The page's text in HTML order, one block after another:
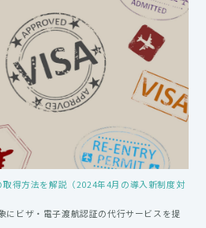
得方法を解説（2024年4月の導入新制度対
にビザ・電子渡航認証の代行サービスを提